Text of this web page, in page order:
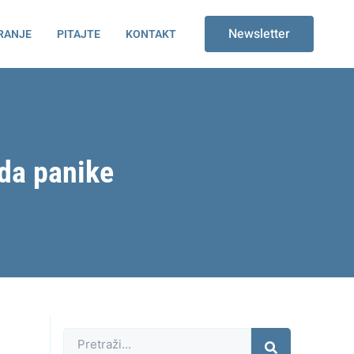
PITAJTE KONTAKT Newsletter
panike
Претрага